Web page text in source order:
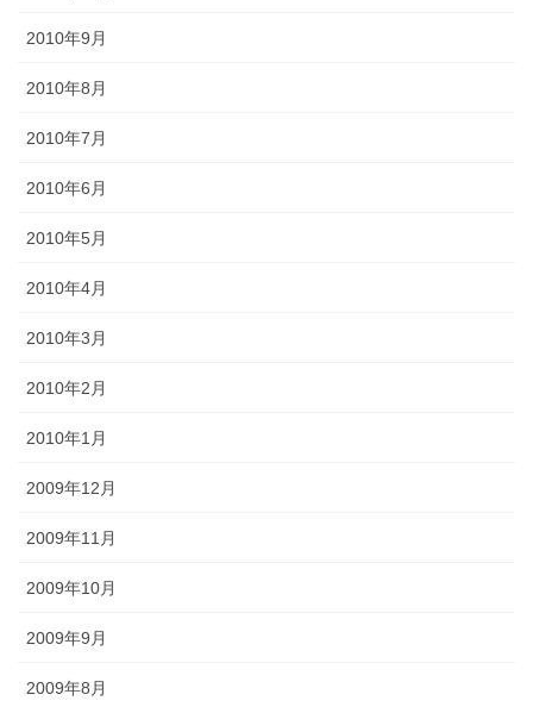
2010年9月
2010年8月
2010年7月
2010年6月
2010年5月
2010年4月
2010年3月
2010年2月
2010年1月
2009年12月
2009年11月
2009年10月
2009年9月
2009年8月